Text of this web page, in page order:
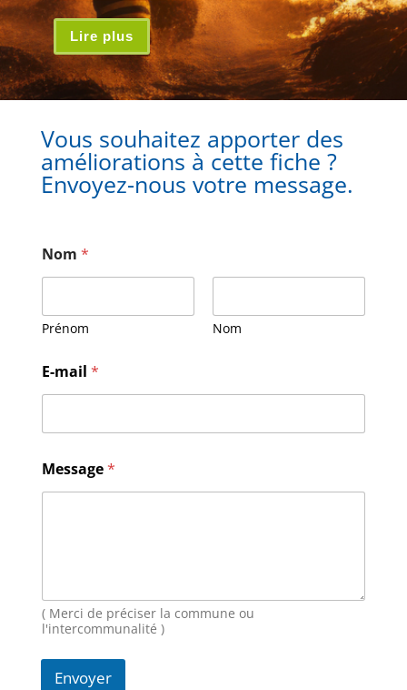
Lire plus
Vous souhaitez apporter des
améliorations à cette fiche ?
Envoyez-nous votre message.
Nom *
Prénom Nom
e
s
a
e
E
-
o
m
E-mail *
Message*
( Merci de préciser la commune ou
l'intercommunalité )
Envoyer